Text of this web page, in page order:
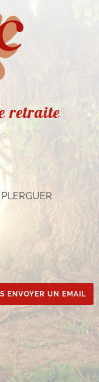
retraite
ENVOYER UN EMAIL